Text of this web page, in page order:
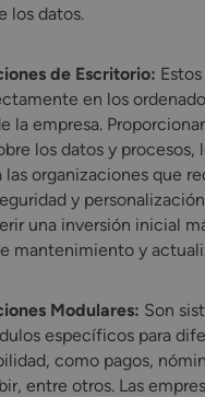
los datos.
de Escritorio:
en los
la empresa.
los datos y procesos,
las organizaciones que
y
una inversión inicial
mantenimiento y
Modulares: Son
específicos para
como pagos,
entre otros. Las